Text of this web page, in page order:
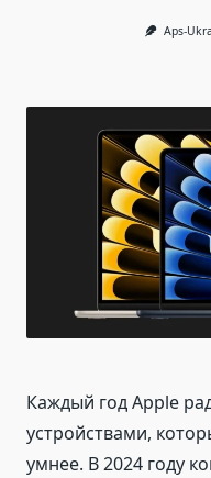
Aps-
Каждый год Apple
устройствами,
умнее. В 2024 году